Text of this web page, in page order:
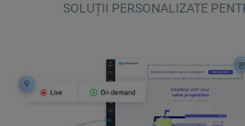
SOLUȚII PERSONALIZATE